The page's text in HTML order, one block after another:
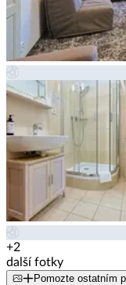
+2
další fotky
Pomozte ostatním